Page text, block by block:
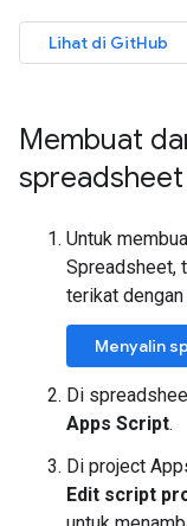
Lihat di GitHub
Membuat
Untuk
Spreadsheet,
terikat
Menyalin
Di
Apps Script.
Di project
Edit script